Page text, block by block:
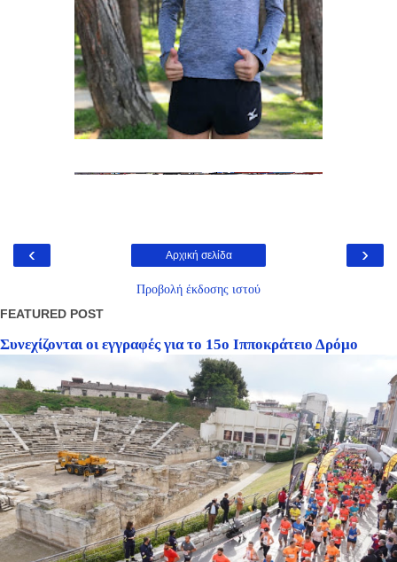
‹ ›
Αρχική σελίδα
Προβολή έκδοσης ιστού
FEATURED POST
Συνεχίζονται οι εγγραφές για το 15ο Ιπποκράτειο Δρόμο